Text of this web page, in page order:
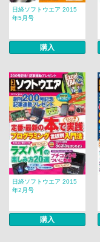
日経ソフトウエア 2015
年5月号
購入
日経ソフトウエア 2015
年2月号
購入